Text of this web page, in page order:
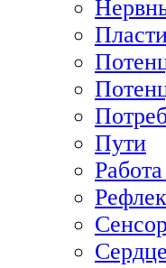
Пути
Сердце